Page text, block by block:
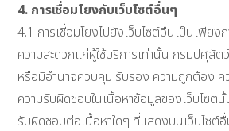
4. การเชื่อมโยงกับเว็บไซต์อื่นๆ
4.1 การเชื่อมโยงไปยังเว็บไซต์อื่นเป็นเพียง
ความสะดวกแก่ผู้ใช้บริการเท่านั้น กรมปศุสั
หรือมีอำนาจควบคุม รับรอง ความถูกต้อง ค
ความรับผิดชอบในเนื้อหาข้อมูลของเว็บไซต์
รับผิดชอบต่อเนื้อหาใดๆ ที่แสดงบนเว็บไซต์